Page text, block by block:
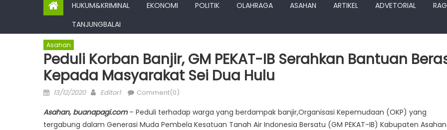
HUKUM&KRIMINAL EKONOMI POLITIK OLAHRAGA ASAHAN ARTIKEL ADVETORIAL
TANJUNGBALAI
Asahan
Peduli Korban Banjir, GM PEKAT-IB Serahkan Bantuan
Kepada Masyarakat Sei Dua Hulu
Posted
13/12/2020 Author
Editor1 Comment(0)
Asahan, buanapagi.com– Peduli terhadap warga yang berdampak banjir,Organisasi Kepemudaan (OKP) yang
tergabung dalam Generasi Muda Pembela Kesatuan Tanah Air Indonesia Bersatu (GM PEKAT-IB) Kabupaten Asahan